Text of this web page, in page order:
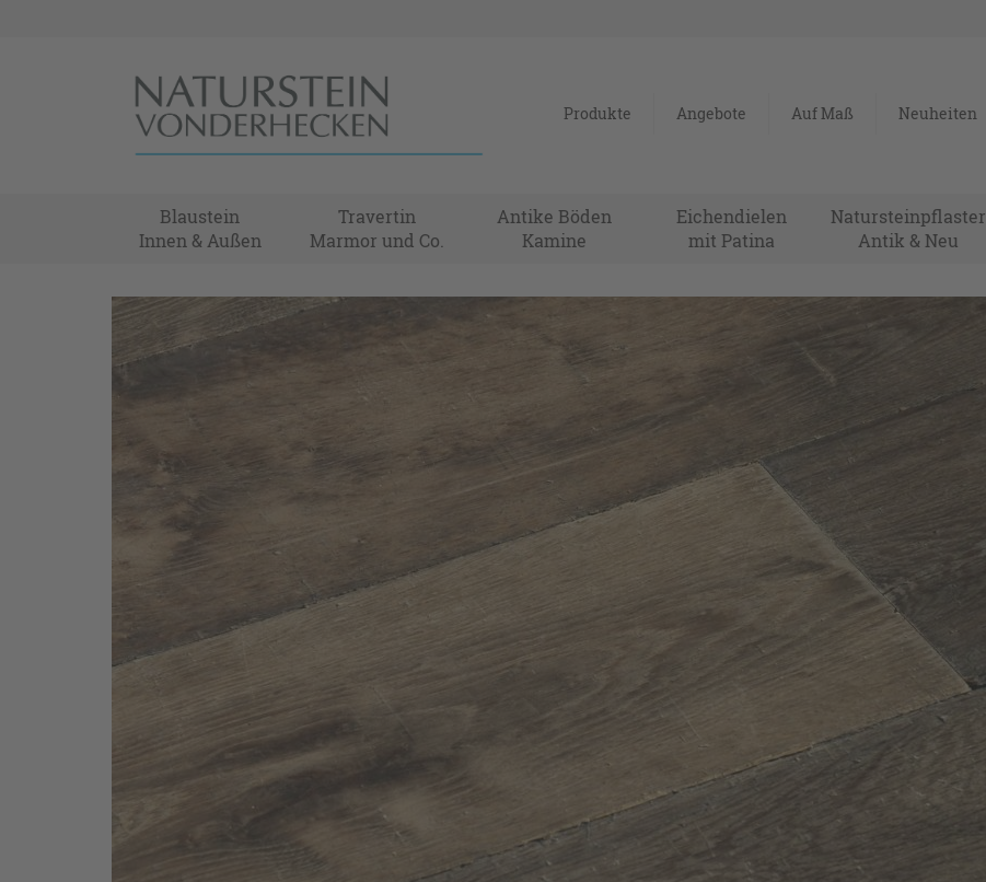
Produkte Angebote Auf Maß Neuheiten
Blaustein
Innen & Außen
Travertin
Marmor und Co.
Antike Böden
Kamine
Eichendielen
mit Patina
Natursteinpflaster
Antik & Neu